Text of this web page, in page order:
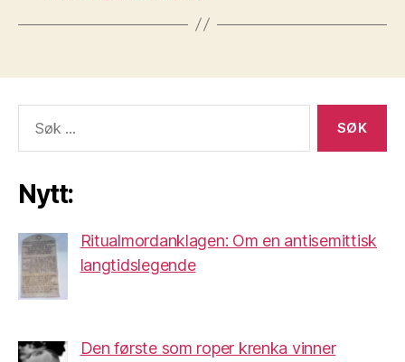
etter:
Nytt:
Ritualmordanklagen: Om en antisemittisk
langtidslegende
Den første som roper krenka vinner